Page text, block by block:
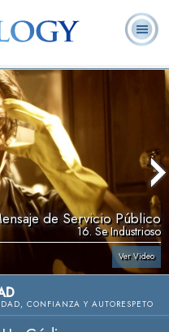
de Servicio Público
16. Se Industrioso
Ver Video
CONFIANZA Y AUTORESPETO